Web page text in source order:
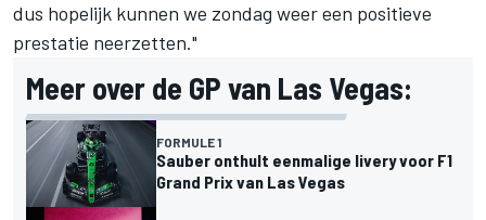
dus hopelijk kunnen we zondag weer een positieve
prestatie neerzetten."
Meer over de GP van Las Vegas:
FORMULE 1
Sauber onthult eenmalige livery voor F1
Grand Prix van Las Vegas